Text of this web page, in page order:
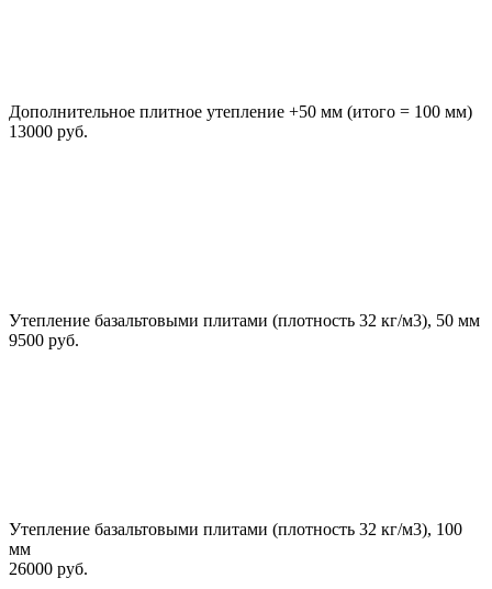
Дополнительное плитное утепление +50 мм (итого = 100 мм)
13000 руб.
Утепление базальтовыми плитами (плотность 32 кг/м3), 50 мм
9500 руб.
Утепление базальтовыми плитами (плотность 32 кг/м3), 100
мм
26000 руб.